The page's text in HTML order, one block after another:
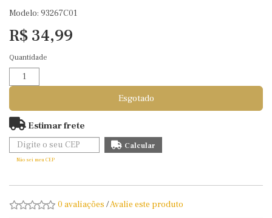
Modelo: 93267C01
R$ 34,99
Quantidade
Esgotado
Estimar frete
Não sei meu CEP
0 avaliações /Avalie este produto